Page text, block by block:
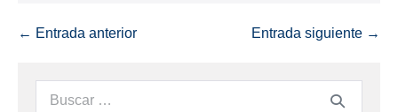
← Entrada anterior Entrada siguiente →